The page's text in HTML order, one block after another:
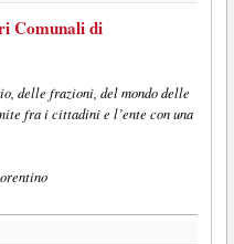
Comunali di
delle frazioni, del mondo delle
fra i cittadini e l’ente con una